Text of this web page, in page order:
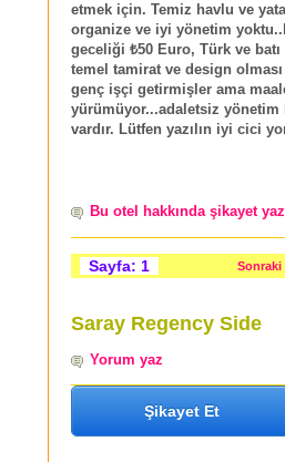
etmek için. Temiz havlu ve
organize ve iyi yönetim
geceliği ₺50 Euro, Türk ve
temel tamirat ve design
genç işçi getirmişler ama
yürümüyor...adaletsiz
vardır. Lütfen yazılın iyi cici
Bu otel hakkında şikayet yaz
Sayfa: 1 Sonraki
Saray Regency Side
Yorum yaz
Şikayet Et